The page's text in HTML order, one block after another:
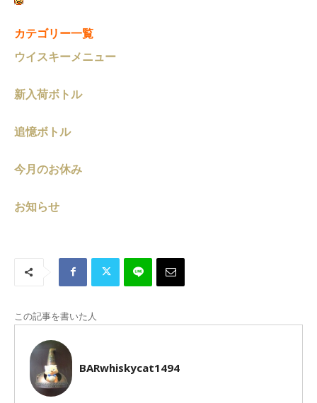
カテゴリー一覧
ウイスキーメニュー
新入荷ボトル
追憶ボトル
今月のお休み
お知らせ
この記事を書いた人
BARwhiskycat1494